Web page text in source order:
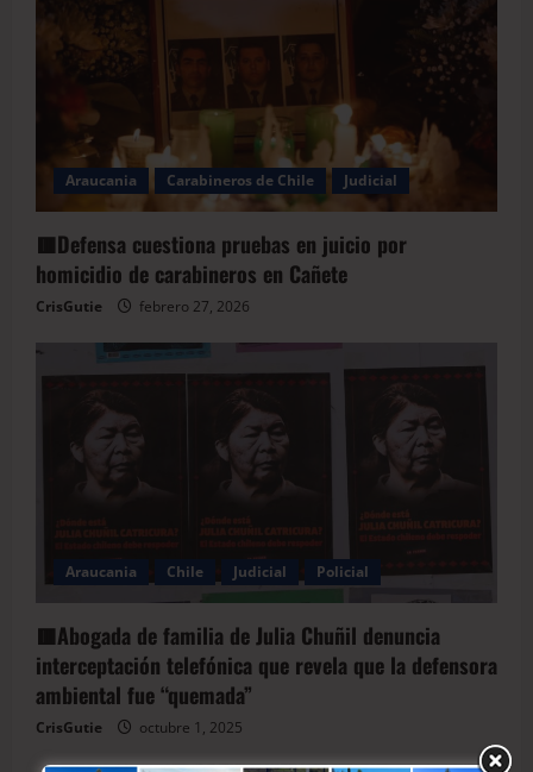
Araucania Carabineros de Chile Judicial
🟥Defensa cuestiona pruebas en juicio por
homicidio de carabineros en Cañete
CrisGutie febrero 27, 2026
Araucania Chile Judicial Policial
🟥Abogada de familia de Julia Chuñil denuncia
interceptación telefónica que revela que la defensora
ambiental fue “quemada”
CrisGutie octubre 1, 2025